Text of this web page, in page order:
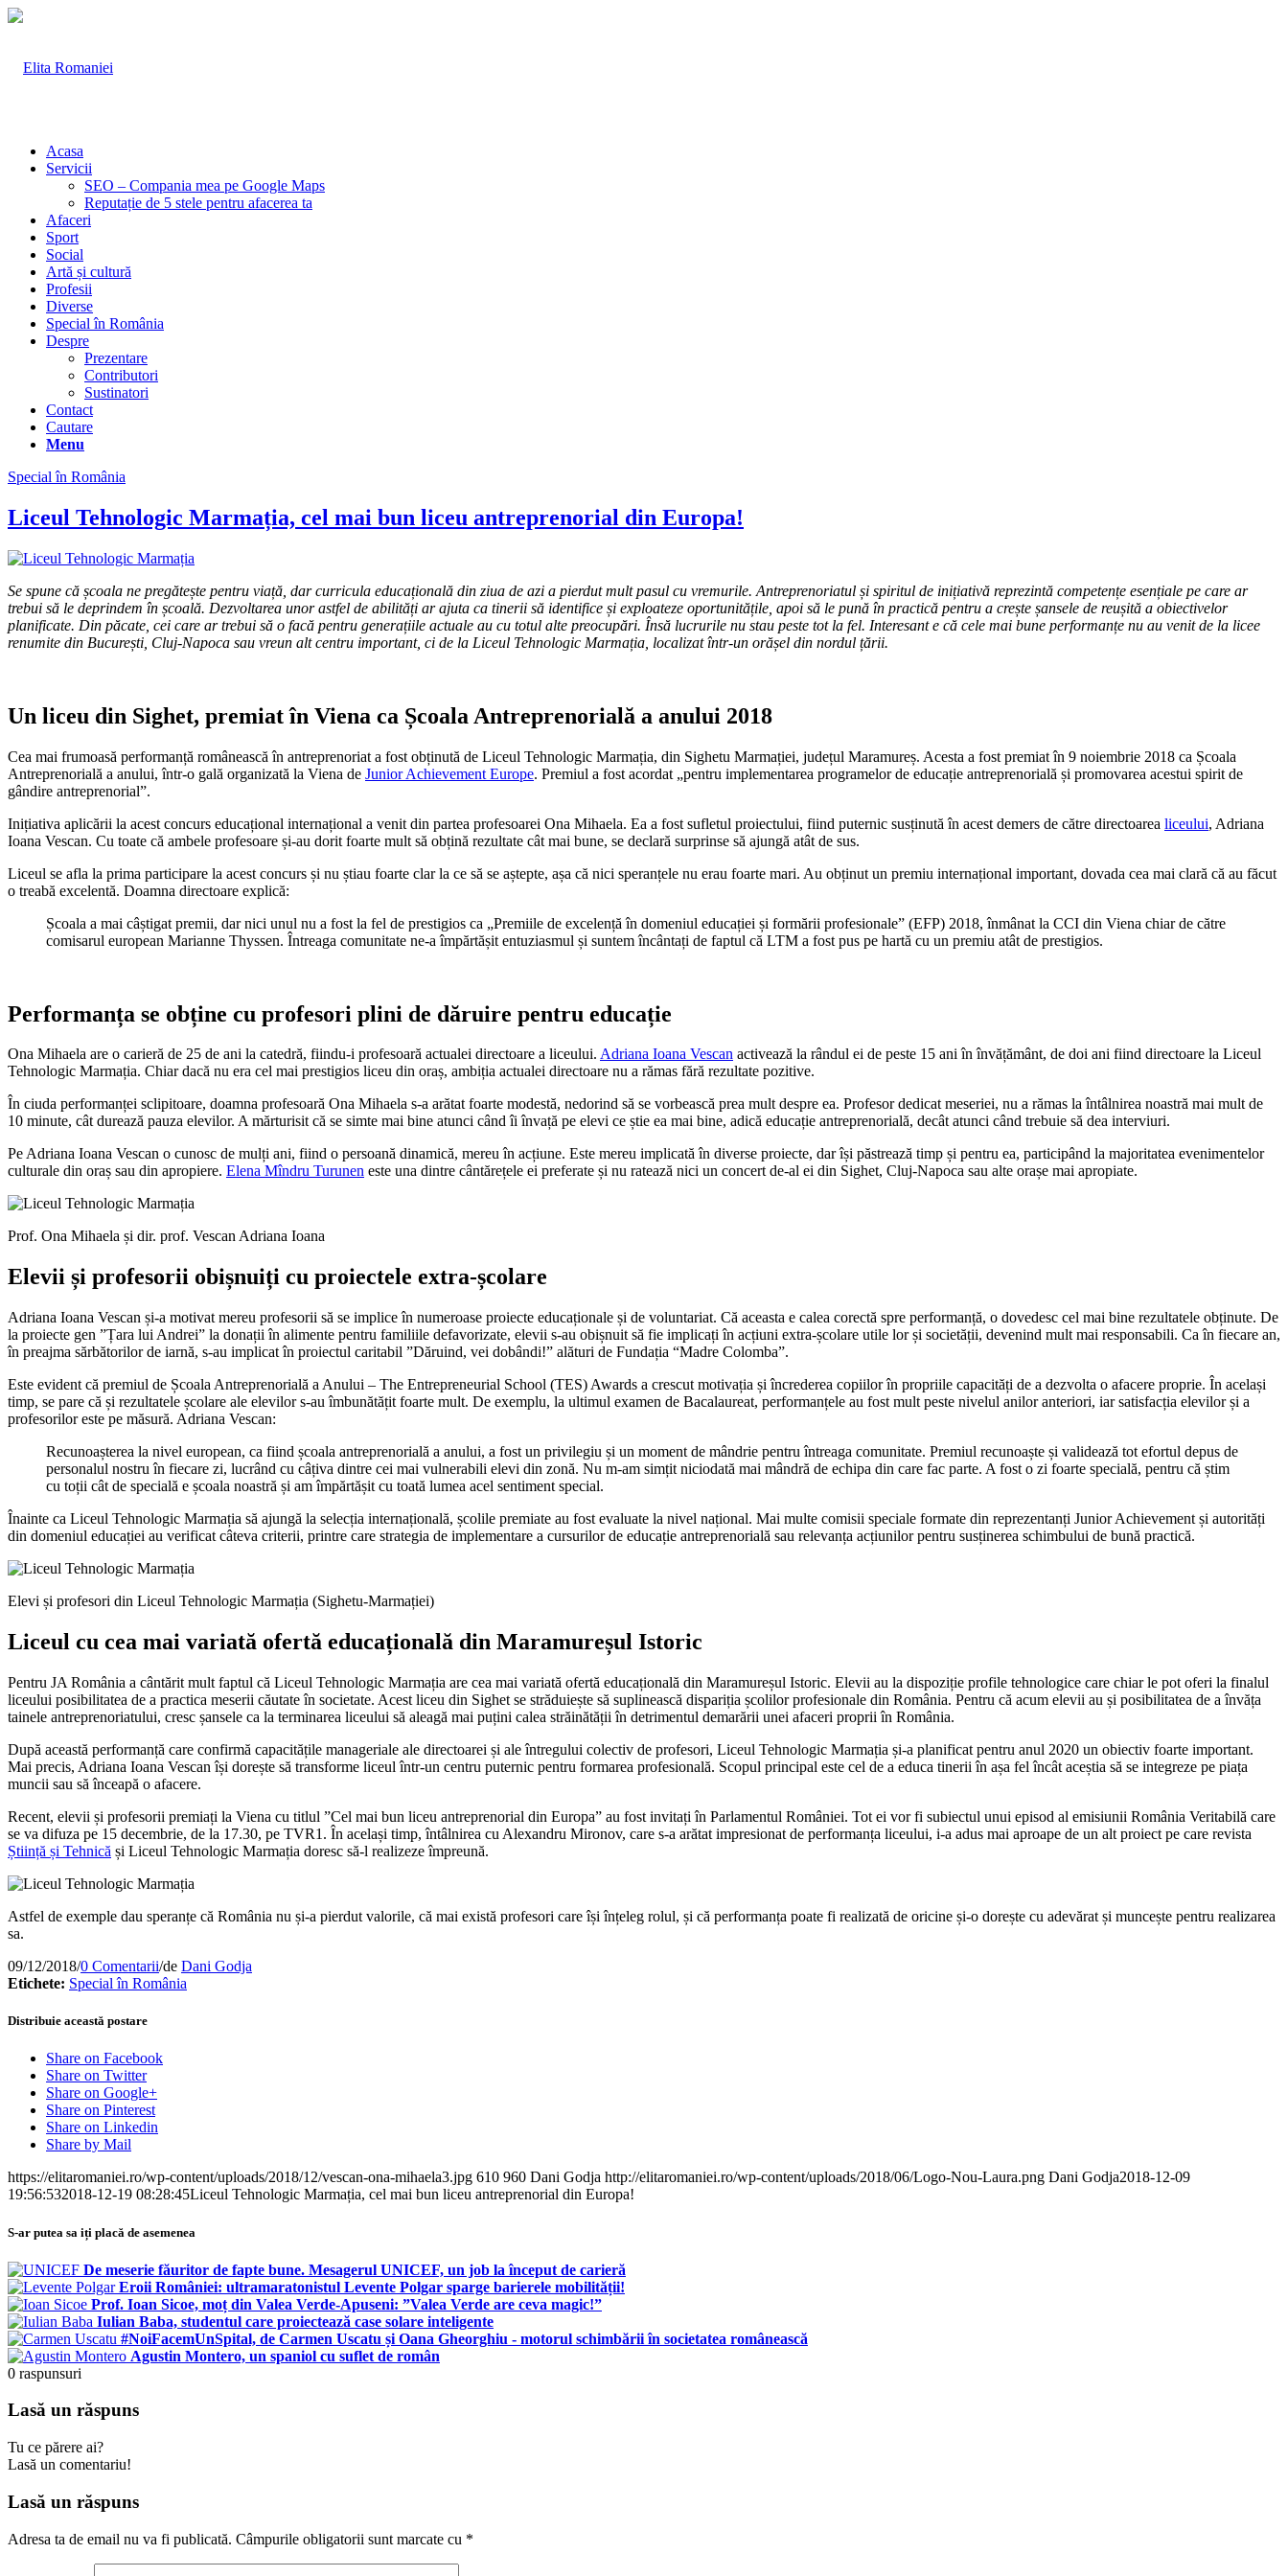
Acasa
Servicii
SEO – Compania mea pe Google Maps
Reputație de 5 stele pentru afacerea ta
Afaceri
Sport
Social
Artă și cultură
Profesii
Diverse
Special în România
Despre
Prezentare
Contributori
Sustinatori
Contact
Cautare
Menu
Special în România
Liceul Tehnologic Marmația, cel mai bun liceu antreprenorial din Europa!
Se spune că școala ne pregătește pentru viață, dar curricula educațională din ziua de azi a pierdut mult pasul cu vremurile. Antreprenoriatul și spiritul de inițiativă reprezintă competențe esențiale pe care ar
trebui să le deprindem în școală. Dezvoltarea unor astfel de abilități ar ajuta ca tinerii să identifice și exploateze oportunitățile, apoi să le pună în practică pentru a crește șansele de reușită a obiectivelor
planificate. Din păcate, cei care ar trebui să o facă pentru generațiile actuale au cu totul alte preocupări. Însă lucrurile nu stau peste tot la fel. Interesant e că cele mai bune performanțe nu au venit de la licee
renumite din București, Cluj-Napoca sau vreun alt centru important, ci de la Liceul Tehnologic Marmația, localizat într-un orășel din nordul țării.
Un liceu din Sighet, premiat în Viena ca Școala Antreprenorială a anului 2018
Cea mai frumoasă performanță românească în antreprenoriat a fost obținută de Liceul Tehnologic Marmația, din Sighetu Marmației, județul Maramureș. Acesta a fost premiat în 9 noiembrie 2018 ca Școala
Antreprenorială a anului, într-o gală organizată la Viena de Junior Achievement Europe. Premiul a fost acordat „pentru implementarea programelor de educație antreprenorială și promovarea acestui spirit de
gândire antreprenorial”.
Inițiativa aplicării la acest concurs educațional internațional a venit din partea profesoarei Ona Mihaela. Ea a fost sufletul proiectului, fiind puternic susținută în acest demers de către directoarea liceului, Adriana
Ioana Vescan. Cu toate că ambele profesoare și-au dorit foarte mult să obțină rezultate cât mai bune, se declară surprinse să ajungă atât de sus.
Liceul se afla la prima participare la acest concurs și nu știau foarte clar la ce să se aștepte, așa că nici speranțele nu erau foarte mari. Au obținut un premiu internațional important, dovada cea mai clară că au făcut
o treabă excelentă. Doamna directoare explică:
Școala a mai câștigat premii, dar nici unul nu a fost la fel de prestigios ca „Premiile de excelență în domeniul educației și formării profesionale” (EFP) 2018, înmânat la CCI din Viena chiar de către
comisarul european Marianne Thyssen. Întreaga comunitate ne-a împărtășit entuziasmul și suntem încântați de faptul că LTM a fost pus pe hartă cu un premiu atât de prestigios.
Performanța se obține cu profesori plini de dăruire pentru educație
Ona Mihaela are o carieră de 25 de ani la catedră, fiindu-i profesoară actualei directoare a liceului. Adriana Ioana Vescan activează la rândul ei de peste 15 ani în învățământ, de doi ani fiind directoare la Liceul
Tehnologic Marmația. Chiar dacă nu era cel mai prestigios liceu din oraș, ambiția actualei directoare nu a rămas fără rezultate pozitive.
În ciuda performanței sclipitoare, doamna profesoară Ona Mihaela s-a arătat foarte modestă, nedorind să se vorbească prea mult despre ea. Profesor dedicat meseriei, nu a rămas la întâlnirea noastră mai mult de
10 minute, cât durează pauza elevilor. A mărturisit că se simte mai bine atunci când îi învață pe elevi ce știe ea mai bine, adică educație antreprenorială, decât atunci când trebuie să dea interviuri.
Pe Adriana Ioana Vescan o cunosc de mulți ani, fiind o persoană dinamică, mereu în acțiune. Este mereu implicată în diverse proiecte, dar își păstrează timp și pentru ea, participând la majoritatea evenimentelor
culturale din oraș sau din apropiere. Elena Mîndru Turunen este una dintre cântărețele ei preferate și nu ratează nici un concert de-al ei din Sighet, Cluj-Napoca sau alte orașe mai apropiate.
Prof. Ona Mihaela și dir. prof. Vescan Adriana Ioana
Elevii și profesorii obișnuiți cu proiectele extra-școlare
Adriana Ioana Vescan și-a motivat mereu profesorii să se implice în numeroase proiecte educaționale și de voluntariat. Că aceasta e calea corectă spre performanță, o dovedesc cel mai bine rezultatele obținute. De
la proiecte gen ”Țara lui Andrei” la donații în alimente pentru familiile defavorizate, elevii s-au obișnuit să fie implicați în acțiuni extra-școlare utile lor și societății, devenind mult mai responsabili. Ca în fiecare an,
în preajma sărbătorilor de iarnă, s-au implicat în proiectul caritabil ”Dăruind, vei dobândi!” alături de Fundația “Madre Colomba”.
Este evident că premiul de Școala Antreprenorială a Anului – The Entrepreneurial School (TES) Awards a crescut motivația și încrederea copiilor în propriile capacități de a dezvolta o afacere proprie. În același
timp, se pare că și rezultatele școlare ale elevilor s-au îmbunătățit foarte mult. De exemplu, la ultimul examen de Bacalaureat, performanțele au fost mult peste nivelul anilor anteriori, iar satisfacția elevilor și a
profesorilor este pe măsură. Adriana Vescan:
Recunoașterea la nivel european, ca fiind școala antreprenorială a anului, a fost un privilegiu și un moment de mândrie pentru întreaga comunitate. Premiul recunoaște și validează tot efortul depus de
personalul nostru în fiecare zi, lucrând cu câțiva dintre cei mai vulnerabili elevi din zonă. Nu m-am simțit niciodată mai mândră de echipa din care fac parte. A fost o zi foarte specială, pentru că știm
cu toții cât de specială e școala noastră și am împărtășit cu toată lumea acel sentiment special.
Înainte ca Liceul Tehnologic Marmația să ajungă la selecția internațională, școlile premiate au fost evaluate la nivel național. Mai multe comisii speciale formate din reprezentanți Junior Achievement și autorități
din domeniul educației au verificat câteva criterii, printre care strategia de implementare a cursurilor de educație antreprenorială sau relevanța acțiunilor pentru susținerea schimbului de bună practică.
Elevi și profesori din Liceul Tehnologic Marmația (Sighetu-Marmației)
Liceul cu cea mai variată ofertă educațională din Maramureșul Istoric
Pentru JA România a cântărit mult faptul că Liceul Tehnologic Marmația are cea mai variată ofertă educațională din Maramureșul Istoric. Elevii au la dispoziție profile tehnologice care chiar le pot oferi la finalul
liceului posibilitatea de a practica meserii căutate în societate. Acest liceu din Sighet se străduiește să suplinească dispariția școlilor profesionale din România. Pentru că acum elevii au și posibilitatea de a învăța
tainele antreprenoriatului, cresc șansele ca la terminarea liceului să aleagă mai puțini calea străinătății în detrimentul demarării unei afaceri proprii în România.
După această performanță care confirmă capacitățile manageriale ale directoarei și ale întregului colectiv de profesori, Liceul Tehnologic Marmația și-a planificat pentru anul 2020 un obiectiv foarte important.
Mai precis, Adriana Ioana Vescan își dorește să transforme liceul într-un centru puternic pentru formarea profesională. Scopul principal este cel de a educa tinerii în așa fel încât aceștia să se integreze pe piața
muncii sau să înceapă o afacere.
Recent, elevii și profesorii premiați la Viena cu titlul ”Cel mai bun liceu antreprenorial din Europa” au fost invitați în Parlamentul României. Tot ei vor fi subiectul unui episod al emisiunii România Veritabilă care
se va difuza pe 15 decembrie, de la 17.30, pe TVR1. În același timp, întâlnirea cu Alexandru Mironov, care s-a arătat impresionat de performanța liceului, i-a adus mai aproape de un alt proiect pe care revista
Știință și Tehnică și Liceul Tehnologic Marmația doresc să-l realizeze împreună.
Astfel de exemple dau speranțe că România nu și-a pierdut valorile, că mai există profesori care își înțeleg rolul, și că performanța poate fi realizată de oricine și-o dorește cu adevărat și muncește pentru realizarea
sa.
09/12/2018/0 Comentarii/de Dani Godja
Etichete: Special în România
Distribuie această postare
Share on Facebook
Share on Twitter
Share on Google+
Share on Pinterest
Share on Linkedin
Share by Mail
https://elitaromaniei.ro/wp-content/uploads/2018/12/vescan-ona-mihaela3.jpg 610 960 Dani Godja http://elitaromaniei.ro/wp-content/uploads/2018/06/Logo-Nou-Laura.png Dani Godja2018-12-09
19:56:532018-12-19 08:28:45Liceul Tehnologic Marmația, cel mai bun liceu antreprenorial din Europa!
S-ar putea sa iți placă de asemenea
De meserie făuritor de fapte bune. Mesagerul UNICEF, un job la început de carieră
Eroii României: ultramaratonistul Levente Polgar sparge barierele mobilității!
Prof. Ioan Sicoe, moț din Valea Verde-Apuseni: ”Valea Verde are ceva magic!”
Iulian Baba, studentul care proiectează case solare inteligente
#NoiFacemUnSpital, de Carmen Uscatu și Oana Gheorghiu - motorul schimbării în societatea românească
Agustin Montero, un spaniol cu suflet de român
0 raspunsuri
Lasă un răspuns
Tu ce părere ai?
Lasă un comentariu!
Lasă un răspuns
Adresa ta de email nu va fi publicată. Câmpurile obligatorii sunt marcate cu *